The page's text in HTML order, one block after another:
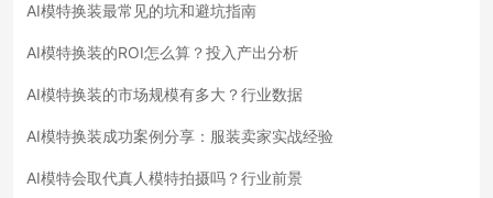
AI模特换装最常见的坑和避坑指南
AI模特换装的ROI怎么算？投入产出分析
AI模特换装的市场规模有多大？行业数据
AI模特换装成功案例分享：服装卖家实战经验
AI模特会取代真人模特拍摄吗？行业前景